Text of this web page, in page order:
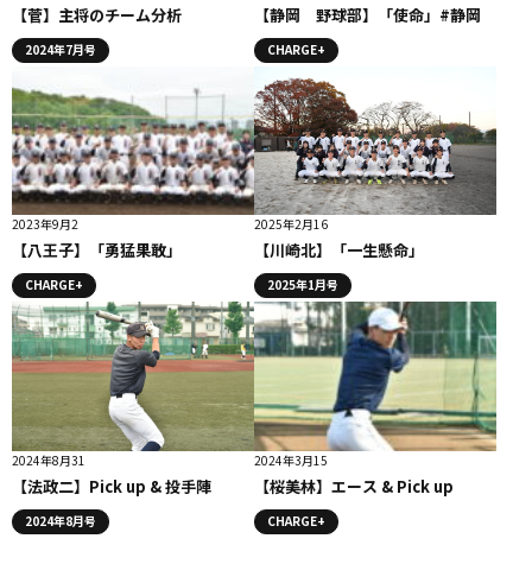
【菅】主将のチーム分析
2024年7月号
【静岡 野球部】「使命」#静岡
CHARGE+
2023年9月2
【八王子】「勇猛果敢」
CHARGE+
2025年2月16
【川崎北】「一生懸命」
2025年1月号
2024年8月31
【法政二】Pick up & 投手陣
2024年8月号
2024年3月15
【桜美林】エース & Pick up
CHARGE+